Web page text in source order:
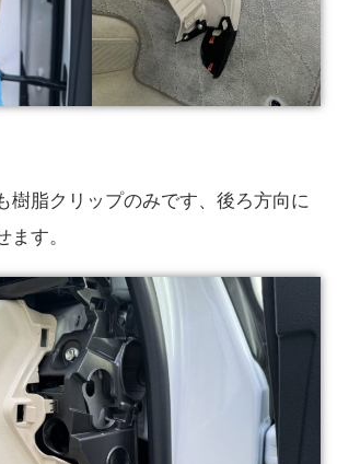
樹脂クリップのみです、後ろ方向に
す。